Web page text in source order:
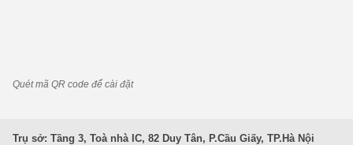
Quét mã QR code để cài đặt
Trụ sở: Tầng 3, Toà nhà IC, 82 Duy Tân, P.Cầu Giấy, TP.Hà Nội